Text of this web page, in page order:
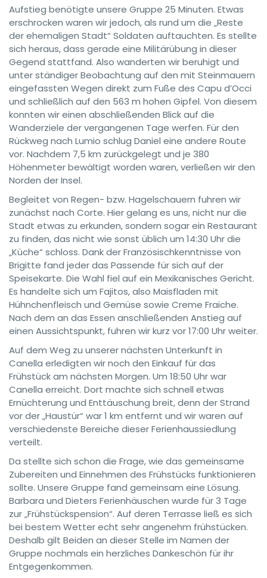
Aufstieg benötigte unsere Gruppe 25 Minuten. Etwas
erschrocken waren wir jedoch, als rund um die „Reste
der ehemaligen Stadt“ Soldaten auftauchten. Es stellte
sich heraus, dass gerade eine Militärübung in dieser
Gegend stattfand. Also wanderten wir beruhigt und
unter ständiger Beobachtung auf den mit Steinmauern
eingefassten Wegen direkt zum Fuße des Capu d’Occi
und schließlich auf den 563 m hohen Gipfel. Von diesem
konnten wir einen abschließenden Blick auf die
Wanderziele der vergangenen Tage werfen. Für den
Rückweg nach Lumio schlug Daniel eine andere Route
vor. Nachdem 7,5 km zurückgelegt und je 380
Höhenmeter bewältigt worden waren, verließen wir den
Norden der Insel.
Begleitet von Regen- bzw. Hagelschauern fuhren wir
zunächst nach Corte. Hier gelang es uns, nicht nur die
Stadt etwas zu erkunden, sondern sogar ein Restaurant
zu finden, das nicht wie sonst üblich um 14:30 Uhr die
„Küche“ schloss. Dank der Französischkenntnisse von
Brigitte fand jeder das Passende für sich auf der
Speisekarte. Die Wahl fiel auf ein Mexikanisches Gericht.
Es handelte sich um Fajitos, also Maisfladen mit
Hühnchenfleisch und Gemüse sowie Creme Fraiche.
Nach dem an das Essen anschließenden Anstieg auf
einen Aussichtspunkt, fuhren wir kurz vor 17:00 Uhr weiter.
Auf dem Weg zu unserer nächsten Unterkunft in
Canella erledigten wir noch den Einkauf für das
Frühstück am nächsten Morgen. Um 18:50 Uhr war
Canella erreicht. Dort machte sich schnell etwas
Ernüchterung und Enttäuschung breit, denn der Strand
vor der „Haustür“ war 1 km entfernt und wir waren auf
verschiedenste Bereiche dieser Ferienhaussiedlung
verteilt.
Da stellte sich schon die Frage, wie das gemeinsame
Zubereiten und Einnehmen des Frühstücks funktionieren
sollte. Unsere Gruppe fand gemeinsam eine Lösung.
Barbara und Dieters Ferienhäuschen wurde für 3 Tage
zur „Frühstückspension“. Auf deren Terrasse ließ es sich
bei bestem Wetter echt sehr angenehm frühstücken.
Deshalb gilt Beiden an dieser Stelle im Namen der
Gruppe nochmals ein herzliches Dankeschön für ihr
Entgegenkommen.